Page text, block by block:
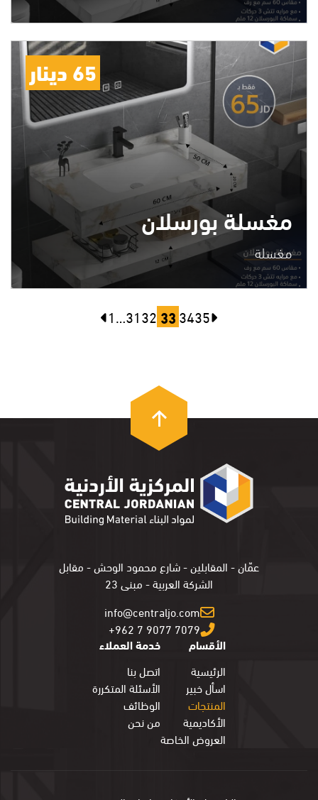
65 دينار
مغسلة بورسلان
مغسلة
1…3132333435
عمّان - المقابلين - شارع محمود الوحش - مقابل
الشركة العربية - مبنى 23
info@centraljo.com
+962 7 9077 7079
الأقسام
الرئيسية
اسأل خبير
المنتجات
الأكاديمية
العروض الخاصة
خدمة العملاء
اتصل بنا
الأسئلة المتكررة
الوظائف
من نحن